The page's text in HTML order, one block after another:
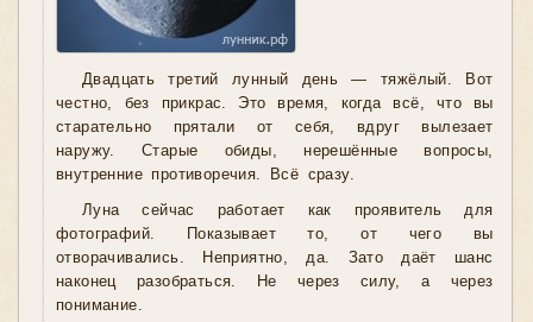
Двадцать третий лунный день — тяжёлый. Вот
честно, без прикрас. Это время, когда всё, что вы
старательно прятали от себя, вдруг вылезает
наружу. Старые обиды, нерешённые вопросы,
внутренние противоречия. Всё сразу.
Луна сейчас работает как проявитель для
фотографий. Показывает то, от чего вы
отворачивались. Неприятно, да. Зато даёт шанс
наконец разобраться. Не через силу, а через
понимание.